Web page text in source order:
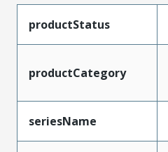
productStatus
productCategory
seriesName